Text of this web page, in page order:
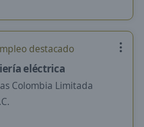
destacado
eléctrica
Colombia Limitada